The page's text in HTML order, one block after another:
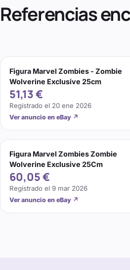
Referencias
Figura Marvel Zombies - Zombie
Wolverine Exclusive 25cm
51,13 €
Registrado el 20 ene 2026
Ver anuncio en eBay ↗
Figura Marvel Zombies Zombie
Wolverine Exclusive 25Cm
60,05 €
Registrado el 9 mar 2026
Ver anuncio en eBay ↗